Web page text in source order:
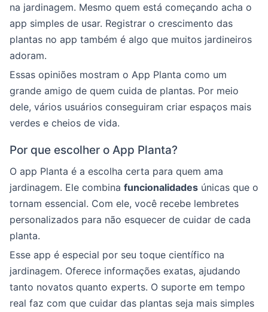
na jardinagem. Mesmo quem está começando acha o
app simples de usar. Registrar o crescimento das
plantas no app também é algo que muitos jardineiros
adoram.
Essas opiniões mostram o App Planta como um
grande amigo de quem cuida de plantas. Por meio
dele, vários usuários conseguiram criar espaços mais
verdes e cheios de vida.
Por que escolher o App Planta?
O app Planta é a escolha certa para quem ama
jardinagem. Ele combina funcionalidades únicas que o
tornam essencial. Com ele, você recebe lembretes
personalizados para não esquecer de cuidar de cada
planta.
Esse app é especial por seu toque científico na
jardinagem. Oferece informações exatas, ajudando
tanto novatos quanto experts. O suporte em tempo
real faz com que cuidar das plantas seja mais simples